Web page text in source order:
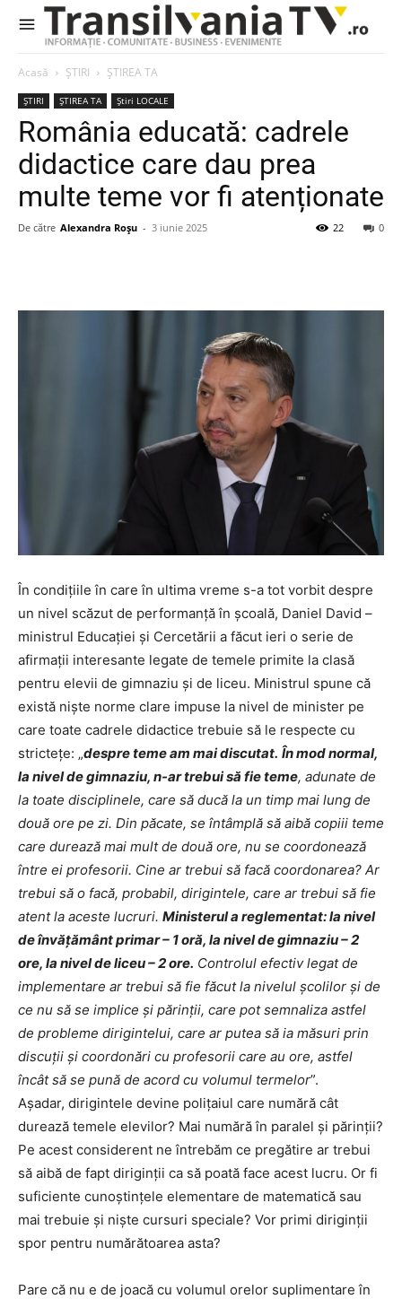
Acasă ȘTIRI ȘTIREA TA
ȘTIRI ȘTIREA TA Știri LOCALE
România educată: cadrele
didactice care dau prea
multe teme vor fi atenționate
De către Alexandra Roșu - 3 iunie 2025 0
22
În condițiile în care în ultima vreme s-a tot vorbit despre
un nivel scăzut de performanță în școală, Daniel David –
ministrul Educației și Cercetării a făcut ieri o serie de
afirmații interesante legate de temele primite la clasă
pentru elevii de gimnaziu și de liceu. Ministrul spune că
există niște norme clare impuse la nivel de minister pe
care toate cadrele didactice trebuie să le respecte cu
strictețe: „despre teme am mai discutat. În mod normal,
la nivel de gimnaziu, n-ar trebui să fie teme, adunate de
la toate disciplinele, care să ducă la un timp mai lung de
două ore pe zi. Din păcate, se întâmplă să aibă copiii teme
care durează mai mult de două ore, nu se coordonează
între ei profesorii. Cine ar trebui să facă coordonarea? Ar
trebui să o facă, probabil, dirigintele, care ar trebui să fie
atent la aceste lucruri. Ministerul a reglementat: la nivel
de învățământ primar – 1 oră, la nivel de gimnaziu – 2
ore, la nivel de liceu – 2 ore. Controlul efectiv legat de
implementare ar trebui să fie făcut la nivelul școlilor și de
ce nu să se implice și părinții, care pot semnaliza astfel
de probleme dirigintelui, care ar putea să ia măsuri prin
discuții și coordonări cu profesorii care au ore, astfel
încât să se pună de acord cu volumul termelor”.
Așadar, dirigintele devine polițaiul care numără cât
durează temele elevilor? Mai numără în paralel și părinții?
Pe acest considerent ne întrebăm ce pregătire ar trebui
să aibă de fapt diriginții ca să poată face acest lucru. Or fi
suficiente cunoștințele elementare de matematică sau
mai trebuie și niște cursuri speciale? Vor primi diriginții
spor pentru numărătoarea asta?
Pare că nu e de joacă cu volumul orelor suplimentare în